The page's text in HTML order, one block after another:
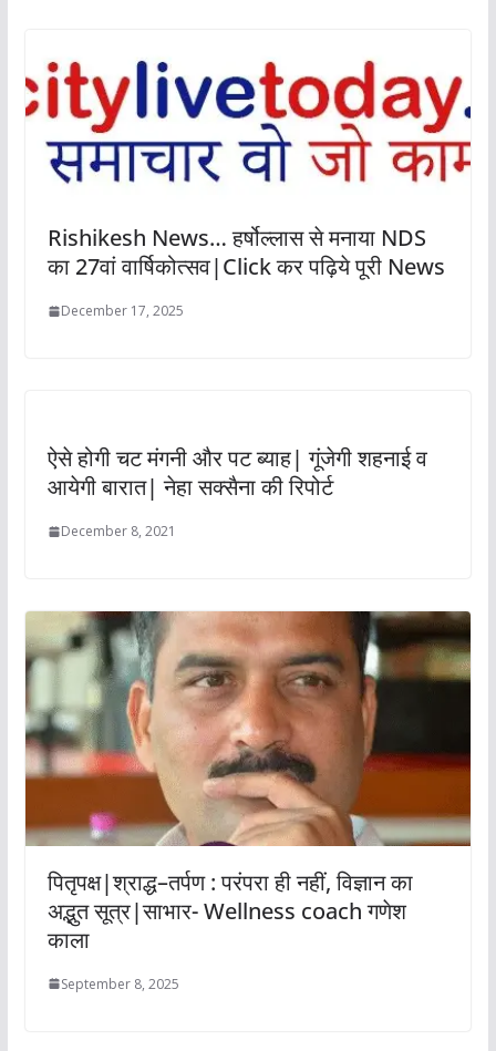
Rishikesh News… हर्षोल्लास से मनाया NDS
का 27वां वार्षिकोत्सव|Click कर पढ़िये पूरी News
December 17, 2025
ऐसे होगी चट मंगनी और पट ब्याह| गूंजेगी शहनाई व
आयेगी बारात| नेहा सक्सैना की रिपोर्ट
December 8, 2021
पितृपक्ष|श्राद्ध–तर्पण : परंपरा ही नहीं, विज्ञान का
अद्भुत सूत्र|साभार- Wellness coach गणेश
काला
September 8, 2025